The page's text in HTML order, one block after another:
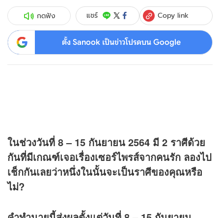
กดฟัง แชร์ Copy link
ตั้ง Sanook เป็นข่าวโปรดบน Google
ในช่วงวันที่ 8 – 15 กันยายน 2564 มี 2 ราศีด้วย
กันที่มีเกณฑ์เจอเรื่องเซอร์ไพรส์จากคนรัก ลองไป
เช็กกันเลยว่าหนึ่งในนั้นจะเป็นราศีของคุณหรือ
ไม่?